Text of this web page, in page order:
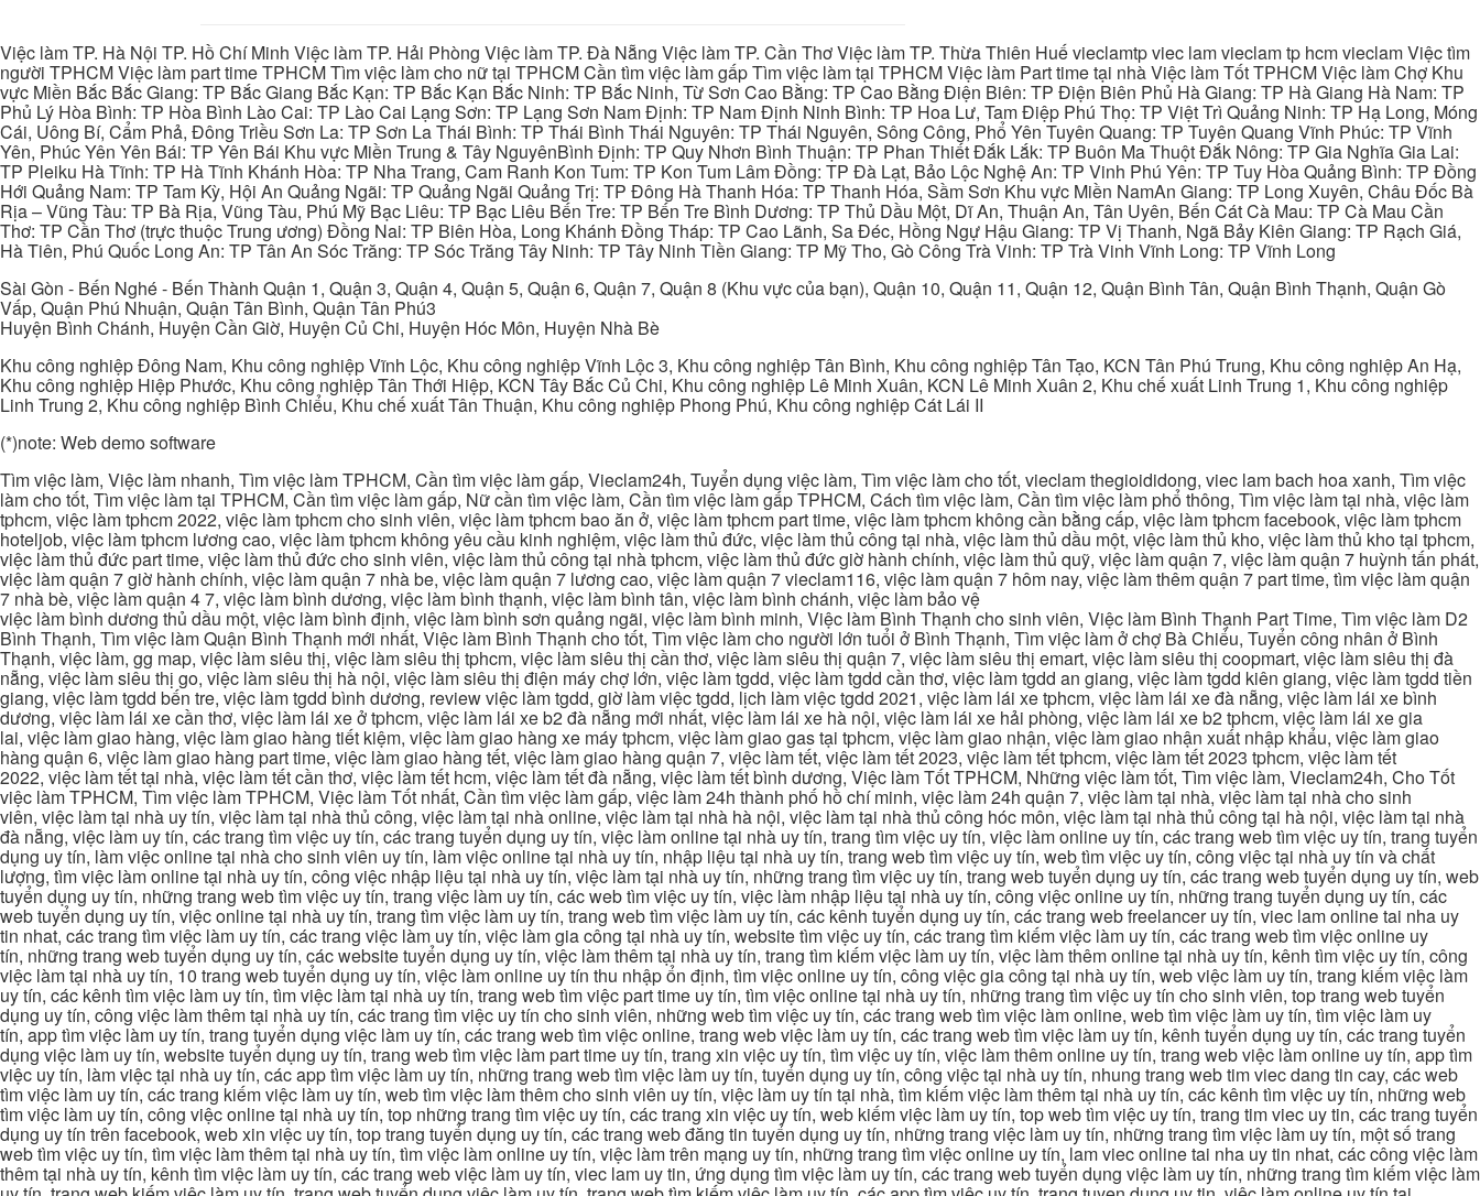
Việc làm TP. Hà Nội TP. Hồ Chí Minh Việc làm TP. Hải Phòng Việc làm TP. Đà Nẵng Việc làm TP. Cần Thơ Việc làm TP. Thừa Thiên Huế vieclamtp viec lam vieclam tp hcm vieclam Việc tìm
người TPHCM Việc làm part time TPHCM Tìm việc làm cho nữ tại TPHCM Cần tìm việc làm gấp Tìm việc làm tại TPHCM Việc làm Part time tại nhà Việc làm Tốt TPHCM Việc làm Chợ Khu
vực Miền Bắc Bắc Giang: TP Bắc Giang Bắc Kạn: TP Bắc Kạn Bắc Ninh: TP Bắc Ninh, Từ Sơn Cao Bằng: TP Cao Bằng Điện Biên: TP Điện Biên Phủ Hà Giang: TP Hà Giang Hà Nam: TP
Phủ Lý Hòa Bình: TP Hòa Bình Lào Cai: TP Lào Cai Lạng Sơn: TP Lạng Sơn Nam Định: TP Nam Định Ninh Bình: TP Hoa Lư, Tam Điệp Phú Thọ: TP Việt Trì Quảng Ninh: TP Hạ Long, Móng
Cái, Uông Bí, Cẩm Phả, Đông Triều Sơn La: TP Sơn La Thái Bình: TP Thái Bình Thái Nguyên: TP Thái Nguyên, Sông Công, Phổ Yên Tuyên Quang: TP Tuyên Quang Vĩnh Phúc: TP Vĩnh
Yên, Phúc Yên Yên Bái: TP Yên Bái Khu vực Miền Trung & Tây NguyênBình Định: TP Quy Nhơn Bình Thuận: TP Phan Thiết Đắk Lắk: TP Buôn Ma Thuột Đắk Nông: TP Gia Nghĩa Gia Lai:
TP Pleiku Hà Tĩnh: TP Hà Tĩnh Khánh Hòa: TP Nha Trang, Cam Ranh Kon Tum: TP Kon Tum Lâm Đồng: TP Đà Lạt, Bảo Lộc Nghệ An: TP Vinh Phú Yên: TP Tuy Hòa Quảng Bình: TP Đồng
Hới Quảng Nam: TP Tam Kỳ, Hội An Quảng Ngãi: TP Quảng Ngãi Quảng Trị: TP Đông Hà Thanh Hóa: TP Thanh Hóa, Sầm Sơn Khu vực Miền NamAn Giang: TP Long Xuyên, Châu Đốc Bà
Rịa – Vũng Tàu: TP Bà Rịa, Vũng Tàu, Phú Mỹ Bạc Liêu: TP Bạc Liêu Bến Tre: TP Bến Tre Bình Dương: TP Thủ Dầu Một, Dĩ An, Thuận An, Tân Uyên, Bến Cát Cà Mau: TP Cà Mau Cần
Thơ: TP Cần Thơ (trực thuộc Trung ương) Đồng Nai: TP Biên Hòa, Long Khánh Đồng Tháp: TP Cao Lãnh, Sa Đéc, Hồng Ngự Hậu Giang: TP Vị Thanh, Ngã Bảy Kiên Giang: TP Rạch Giá,
Hà Tiên, Phú Quốc Long An: TP Tân An Sóc Trăng: TP Sóc Trăng Tây Ninh: TP Tây Ninh Tiền Giang: TP Mỹ Tho, Gò Công Trà Vinh: TP Trà Vinh Vĩnh Long: TP Vĩnh Long
Sài Gòn - Bến Nghé - Bến Thành Quận 1, Quận 3, Quận 4, Quận 5, Quận 6, Quận 7, Quận 8 (Khu vực của bạn), Quận 10, Quận 11, Quận 12, Quận Bình Tân, Quận Bình Thạnh, Quận Gò
Vấp, Quận Phú Nhuận, Quận Tân Bình, Quận Tân Phú3
Huyện Bình Chánh, Huyện Cần Giờ, Huyện Củ Chi, Huyện Hóc Môn, Huyện Nhà Bè
Khu công nghiệp Đông Nam, Khu công nghiệp Vĩnh Lộc, Khu công nghiệp Vĩnh Lộc 3, Khu công nghiệp Tân Bình, Khu công nghiệp Tân Tạo, KCN Tân Phú Trung, Khu công nghiệp An Hạ,
Khu công nghiệp Hiệp Phước, Khu công nghiệp Tân Thới Hiệp, KCN Tây Bắc Củ Chi, Khu công nghiệp Lê Minh Xuân, KCN Lê Minh Xuân 2, Khu chế xuất Linh Trung 1, Khu công nghiệp
Linh Trung 2, Khu công nghiệp Bình Chiểu, Khu chế xuất Tân Thuận, Khu công nghiệp Phong Phú, Khu công nghiệp Cát Lái II
(*)note: Web demo software
Tìm việc làm, Việc làm nhanh, Tìm việc làm TPHCM, Cần tìm việc làm gấp, Vieclam24h, Tuyển dụng việc làm, Tìm việc làm cho tốt, vieclam thegioididong, viec lam bach hoa xanh, Tìm việc
làm cho tốt, Tìm việc làm tại TPHCM, Cần tìm việc làm gấp, Nữ cần tìm việc làm, Cần tìm việc làm gấp TPHCM, Cách tìm việc làm, Cần tìm việc làm phổ thông, Tìm việc làm tại nhà, việc làm
tphcm, việc làm tphcm 2022, việc làm tphcm cho sinh viên, việc làm tphcm bao ăn ở, việc làm tphcm part time, việc làm tphcm không cần bằng cấp, việc làm tphcm facebook, việc làm tphcm
hoteljob, việc làm tphcm lương cao, việc làm tphcm không yêu cầu kinh nghiệm, việc làm thủ đức, việc làm thủ công tại nhà, việc làm thủ dầu một, việc làm thủ kho, việc làm thủ kho tại tphcm,
việc làm thủ đức part time, việc làm thủ đức cho sinh viên, việc làm thủ công tại nhà tphcm, việc làm thủ đức giờ hành chính, việc làm thủ quỹ, việc làm quận 7, việc làm quận 7 huỳnh tấn phát,
việc làm quận 7 giờ hành chính, việc làm quận 7 nhà be, việc làm quận 7 lương cao, việc làm quận 7 vieclam116, việc làm quận 7 hôm nay, việc làm thêm quận 7 part time, tìm việc làm quận
7 nhà bè, việc làm quận 4 7, việc làm bình dương, việc làm bình thạnh, việc làm bình tân, việc làm bình chánh, việc làm bảo vệ
việc làm bình dương thủ dầu một, việc làm bình định, việc làm bình sơn quảng ngãi, việc làm bình minh, Việc làm Bình Thạnh cho sinh viên, Việc làm Bình Thạnh Part Time, Tìm việc làm D2
Bình Thạnh, Tìm việc làm Quận Bình Thạnh mới nhất, Việc làm Bình Thạnh cho tốt, Tìm việc làm cho người lớn tuổi ở Bình Thạnh, Tìm việc làm ở chợ Bà Chiểu, Tuyển công nhân ở Bình
Thạnh, việc làm, gg map, việc làm siêu thị, việc làm siêu thị tphcm, việc làm siêu thị cần thơ, việc làm siêu thị quận 7, việc làm siêu thị emart, việc làm siêu thị coopmart, việc làm siêu thị đà
nẵng, việc làm siêu thị go, việc làm siêu thị hà nội, việc làm siêu thị điện máy chợ lớn, việc làm tgdd, việc làm tgdd cần thơ, việc làm tgdd an giang, việc làm tgdd kiên giang, việc làm tgdd tiền
giang, việc làm tgdd bến tre, việc làm tgdd bình dương, review việc làm tgdd, giờ làm việc tgdd, lịch làm việc tgdd 2021, việc làm lái xe tphcm, việc làm lái xe đà nẵng, việc làm lái xe bình
dương, việc làm lái xe cần thơ, việc làm lái xe ở tphcm, việc làm lái xe b2 đà nẵng mới nhất, việc làm lái xe hà nội, việc làm lái xe hải phòng, việc làm lái xe b2 tphcm, việc làm lái xe gia
lai, việc làm giao hàng, việc làm giao hàng tiết kiệm, việc làm giao hàng xe máy tphcm, việc làm giao gas tại tphcm, việc làm giao nhận, việc làm giao nhận xuất nhập khẩu, việc làm giao
hàng quận 6, việc làm giao hàng part time, việc làm giao hàng tết, việc làm giao hàng quận 7, việc làm tết, việc làm tết 2023, việc làm tết tphcm, việc làm tết 2023 tphcm, việc làm tết
2022, việc làm tết tại nhà, việc làm tết cần thơ, việc làm tết hcm, việc làm tết đà nẵng, việc làm tết bình dương, Việc làm Tốt TPHCM, Những việc làm tốt, Tìm việc làm, Vieclam24h, Cho Tốt
việc làm TPHCM, Tìm việc làm TPHCM, Việc làm Tốt nhất, Cần tìm việc làm gấp, việc làm 24h thành phố hồ chí minh, việc làm 24h quận 7, việc làm tại nhà, việc làm tại nhà cho sinh
viên, việc làm tại nhà uy tín, việc làm tại nhà thủ công, việc làm tại nhà online, việc làm tại nhà hà nội, việc làm tại nhà thủ công hóc môn, việc làm tại nhà thủ công tại hà nội, việc làm tại nhà
đà nẵng, việc làm uy tín, các trang tìm việc uy tín, các trang tuyển dụng uy tín, việc làm online tại nhà uy tín, trang tìm việc uy tín, việc làm online uy tín, các trang web tìm việc uy tín, trang tuyển
dụng uy tín, làm việc online tại nhà cho sinh viên uy tín, làm việc online tại nhà uy tín, nhập liệu tại nhà uy tín, trang web tìm việc uy tín, web tìm việc uy tín, công việc tại nhà uy tín và chất
lượng, tìm việc làm online tại nhà uy tín, công việc nhập liệu tại nhà uy tín, việc làm tại nhà uy tín, những trang tìm việc uy tín, trang web tuyển dụng uy tín, các trang web tuyển dụng uy tín, web
tuyển dụng uy tín, những trang web tìm việc uy tín, trang việc làm uy tín, các web tìm việc uy tín, việc làm nhập liệu tại nhà uy tín, công việc online uy tín, những trang tuyển dụng uy tín, các
web tuyển dụng uy tín, việc online tại nhà uy tín, trang tìm việc làm uy tín, trang web tìm việc làm uy tín, các kênh tuyển dụng uy tín, các trang web freelancer uy tín, viec lam online tai nha uy
tin nhat, các trang tìm việc làm uy tín, các trang việc làm uy tín, việc làm gia công tại nhà uy tín, website tìm việc uy tín, các trang tìm kiếm việc làm uy tín, các trang web tìm việc online uy
tín, những trang web tuyển dụng uy tín, các website tuyển dụng uy tín, việc làm thêm tại nhà uy tín, trang tìm kiếm việc làm uy tín, việc làm thêm online tại nhà uy tín, kênh tìm việc uy tín, công
việc làm tại nhà uy tín, 10 trang web tuyển dụng uy tín, việc làm online uy tín thu nhập ổn định, tìm việc online uy tín, công việc gia công tại nhà uy tín, web việc làm uy tín, trang kiếm việc làm
uy tín, các kênh tìm việc làm uy tín, tìm việc làm tại nhà uy tín, trang web tìm việc part time uy tín, tìm việc online tại nhà uy tín, những trang tìm việc uy tín cho sinh viên, top trang web tuyển
dụng uy tín, công việc làm thêm tại nhà uy tín, các trang tìm việc uy tín cho sinh viên, những web tìm việc uy tín, các trang web tìm việc làm online, web tìm việc làm uy tín, tìm việc làm uy
tín, app tìm việc làm uy tín, trang tuyển dụng việc làm uy tín, các trang web tìm việc online, trang web việc làm uy tín, các trang web tìm việc làm uy tín, kênh tuyển dụng uy tín, các trang tuyển
dụng việc làm uy tín, website tuyển dụng uy tín, trang web tìm việc làm part time uy tín, trang xin việc uy tín, tìm việc uy tín, việc làm thêm online uy tín, trang web việc làm online uy tín, app tìm
việc uy tín, làm việc tại nhà uy tín, các app tìm việc làm uy tín, những trang web tìm việc làm uy tín, tuyển dụng uy tín, công việc tại nhà uy tín, nhung trang web tim viec dang tin cay, các web
tìm việc làm uy tín, các trang kiếm việc làm uy tín, web tìm việc làm thêm cho sinh viên uy tín, việc làm uy tín tại nhà, tìm kiếm việc làm thêm tại nhà uy tín, các kênh tìm việc uy tín, những web
tìm việc làm uy tín, công việc online tại nhà uy tín, top những trang tìm việc uy tín, các trang xin việc uy tín, web kiếm việc làm uy tín, top web tìm việc uy tín, trang tim viec uy tin, các trang tuyển
dụng uy tín trên facebook, web xin việc uy tín, top trang tuyển dụng uy tín, các trang web đăng tin tuyển dụng uy tín, những trang việc làm uy tín, những trang tìm việc làm uy tín, một số trang
web tìm việc uy tín, tìm việc làm thêm tại nhà uy tín, tìm việc làm online uy tín, việc làm trên mạng uy tín, những trang tìm việc online uy tín, lam viec online tai nha uy tin nhat, các công việc làm
thêm tại nhà uy tín, kênh tìm việc làm uy tín, các trang web việc làm uy tín, viec lam uy tin, ứng dụng tìm việc làm uy tín, các trang web tuyển dụng việc làm uy tín, những trang tìm kiếm việc làm